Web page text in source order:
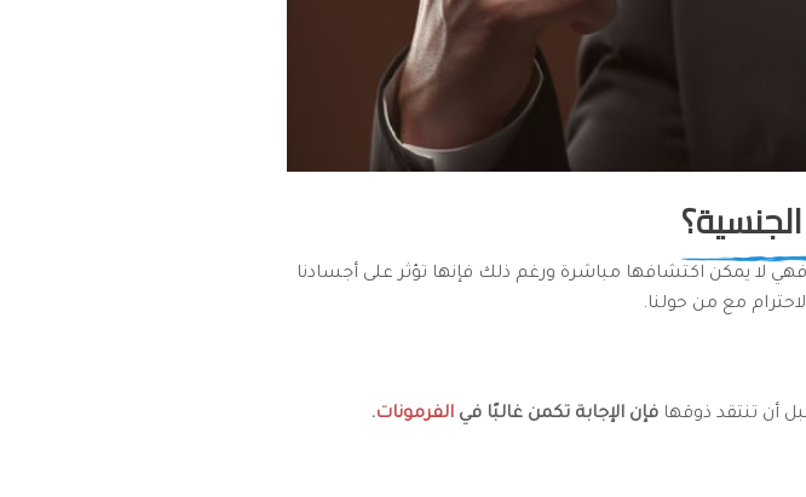
لا يمكن اكتشافها مباشرة ورغم ذلك فإنها تؤثر على أجسادنا
مع من حولنا.
أن تنتقد ذوقها فإن الإجابة تكمن غالبًا في الفرمونات.